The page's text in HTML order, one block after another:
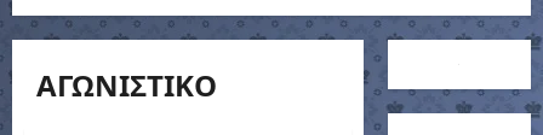
ΑΓΩΝΙΣΤΙΚΟ